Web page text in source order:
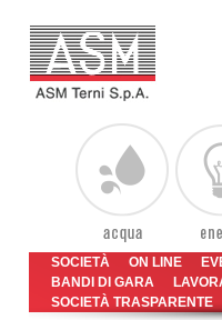
Menu
principale
Vai
al
contenuto
Vai
al
contenuto
SOCIETÀ ON LINE
BANDI DI GARA
SOCIETÀ TRASPARENTE